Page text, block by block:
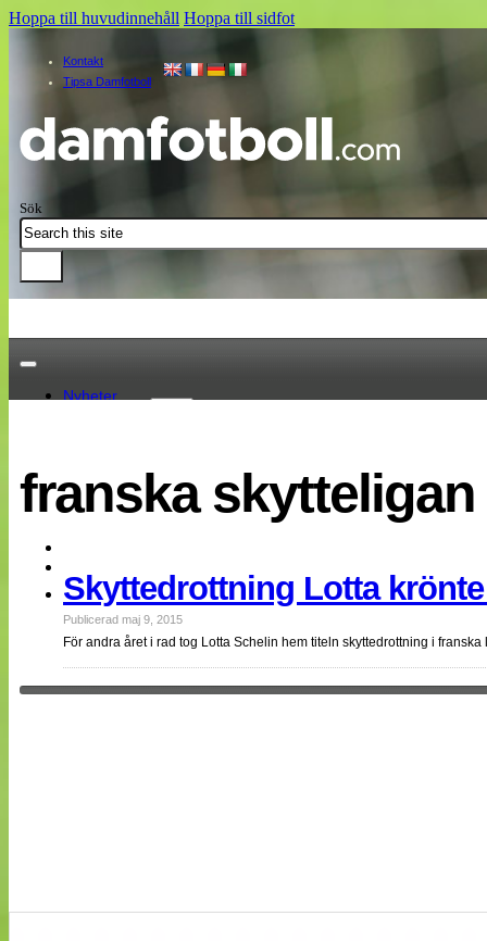
Hoppa till huvudinnehåll Hoppa till sidfot
Kontakt
Tipsa Damfotboll
Sök
Nyheter
Landslaget
EM 2013
Internationellt
Bloggar
Lagen
Webb-TV
Cuper
NÄTverket
franska skytteligan
Skyttedrottning Lotta
Publicerad maj 9, 2015
För andra året i rad tog Lotta Schelin hem titeln skyttedrottning i